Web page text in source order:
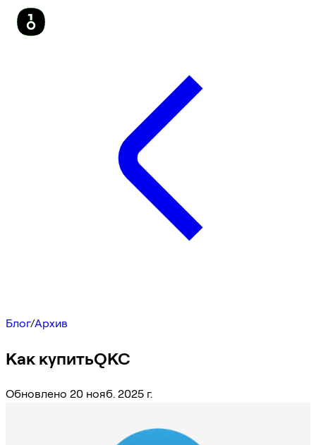
Блог/Архив
Как купитьQKC
Обновлено 20 нояб. 2025 г.